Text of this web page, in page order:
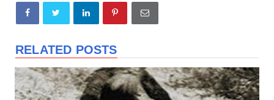
RELATED POSTS